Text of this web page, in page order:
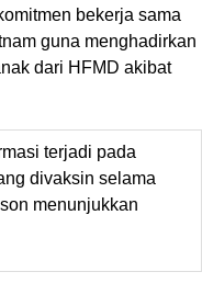
bekerja sama
guna menghadirkan
dari HFMD akibat
terjadi pada
divaksin selama
menunjukkan